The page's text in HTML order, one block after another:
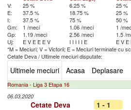
V:
25 % 6.25 % 25 %
E:
37.5 % 18.75 % 25 %
I:
37.5 % 75 % 50 %
Gm:
1 /meci 1.06 /meci 1 /
Gp:
1.19 /meci 2.56 /meci 1.5 /
Uj:
EV E E EV I I I I I E EV E
*M = Meciuri; V = Victorii; E = Meciuri terminate cu
Cetate Deva/ Ultimele meciuri disputate:
Ultimele meciuri Acasa Deplasare
Romania - Liga 3 Etapa 16
06.03.2020
Cetate Deva 1 - 1